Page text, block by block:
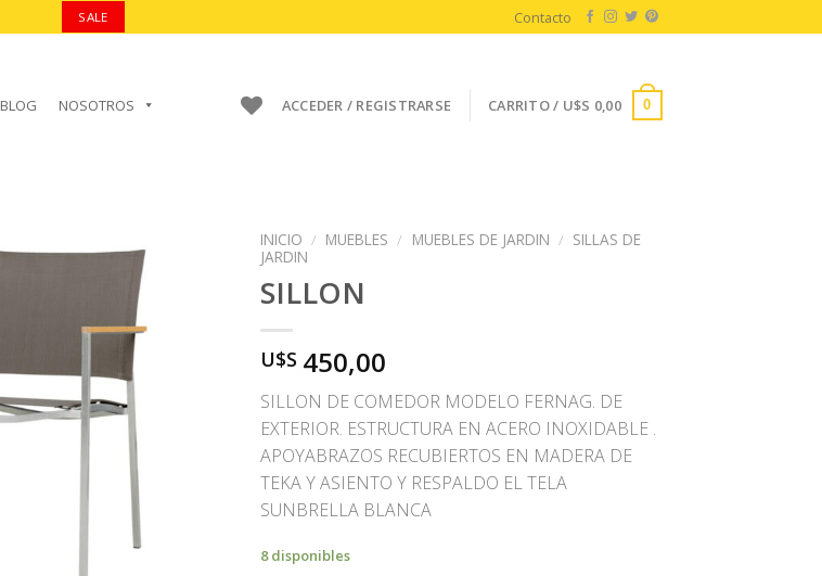
SALE Contacto
BLOG NOSOTROS ACCEDER / REGISTRARSE CARRITO / U$S 0,00 0
AÑADIR A
FAVORITOS
INICIO / MUEBLES / MUEBLES DE JARDIN / SILLAS DE
JARDIN
SILLON
U$S 450,00
SILLON DE COMEDOR MODELO FERNAG. DE
EXTERIOR. ESTRUCTURA EN ACERO INOXIDABLE .
APOYABRAZOS RECUBIERTOS EN MADERA DE
TEKA Y ASIENTO Y RESPALDO EL TELA
SUNBRELLA BLANCA
8 disponibles